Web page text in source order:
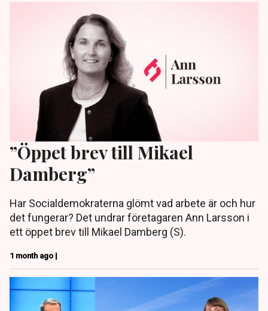
”Öppet brev till Mikael
Damberg”
Har Socialdemokraterna glömt vad arbete är och hur
det fungerar? Det undrar företagaren Ann Larsson i
ett öppet brev till Mikael Damberg (S).
1 month ago |